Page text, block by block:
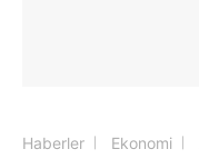
Haberler Ekonomi